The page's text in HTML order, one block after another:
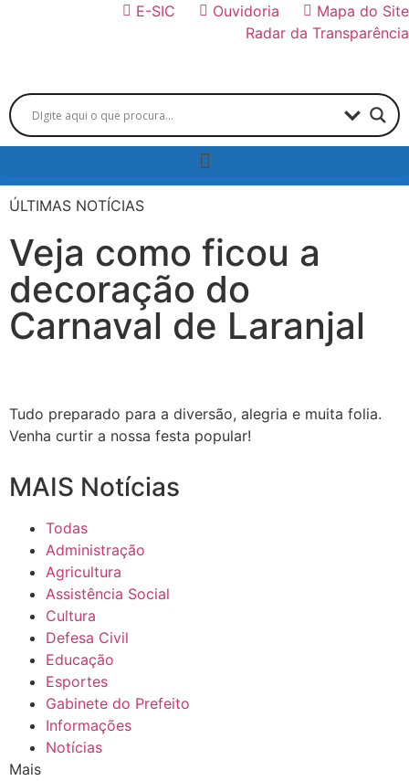
E-SIC Ouvidoria
Mapa do Site
Radar da Transparência
ÚLTIMAS NOTÍCIAS
Veja como ficou a
decoração do
Carnaval de Laranjal
Tudo preparado para a diversão, alegria e muita folia.
Venha curtir a nossa festa popular!
MAIS Notícias
Todas
Administração
Agricultura
Assistência Social
Cultura
Defesa Civil
Educação
Esportes
Gabinete do Prefeito
Informações
Notícias
Mais